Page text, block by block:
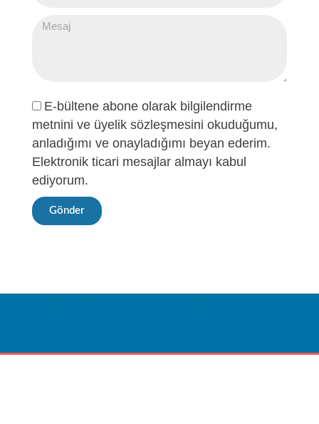
E-bültene abone olarak bilgilendirme
metnini ve üyelik sözleşmesini okuduğumu,
anladığımı ve onayladığımı beyan ederim.
Elektronik ticari mesajlar almayı kabul
ediyorum.
Gönder